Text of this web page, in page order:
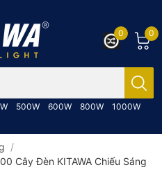
500W 600W 800W 1000W
0
0
/
Cây Đèn KITAWA Chiếu Sáng